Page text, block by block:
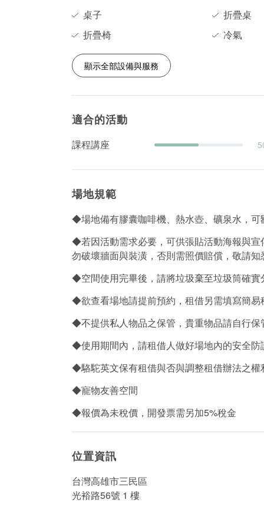
桌子 折疊桌
折疊椅
冷氣
顯示全部設備與服務
適合的活動
課程講座
場地規範
◆場地備有膠囊咖啡機、熱水壺、礦泉水，可
◆若因活動需求必要，可供張貼活動海報與
勿破壞牆面與裝潢，否則需照價賠償，敬請知
◆空間使用完畢後，請將垃圾棄至垃圾筒確實
◆欲查看場地請提前預約，租借另需填寫簡易
◆不提供私人物品之保管，貴重物品請自行保
◆使用期間內，請租借人做好場地內的安全防
◆駱駝英文保有租借與否與調整租借辦法之權
◆寵物友善空間
◆報價為未稅價，開發票需另加5%稅金
位置資訊
台灣高雄市三民區
光裕路56號 1 樓